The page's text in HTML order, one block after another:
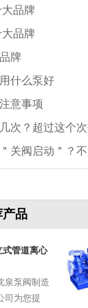
品牌
品牌
牌
什么泵好
意事项
次？超过这个
关阀启动＂？
产品
式管道离心
泉泵阀制造
司为您提